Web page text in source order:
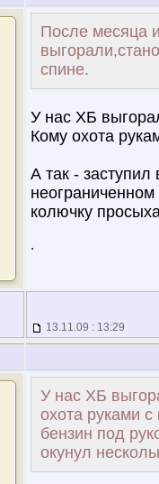
После месяца
спине.
У нас ХБ
Кому охота
А так -
неограниченном
колючку
.
13.11.09 : 13:29
У нас ХБ
охота руками
бензин под
окунул